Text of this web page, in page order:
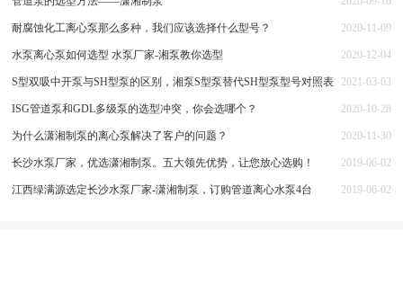
耐腐蚀化工离心泵那么多种，我们应该选择什么型号？ 2020-11-09
水泵离心泵如何选型 水泵厂家-湘泵教你选型 2020-12-04
S型双吸中开泵与SH型泵的区别，湘泵S型泵替代SH型泵型号对照表 2021-03-03
ISG管道泵和GDL多级泵的选型冲突，你会选哪个？ 2020-10-28
为什么潇湘制泵的离心泵解决了客户的问题？ 2020-11-30
长沙水泵厂家，优选潇湘制泵。五大领先优势，让您放心选购！ 2019-06-02
江西绿满源选定长沙水泵厂家-潇湘制泵，订购管道离心水泵4台 2019-06-02